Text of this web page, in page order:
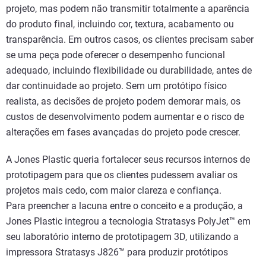
projeto, mas podem não transmitir totalmente a aparência
do produto final, incluindo cor, textura, acabamento ou
transparência. Em outros casos, os clientes precisam saber
se uma peça pode oferecer o desempenho funcional
adequado, incluindo flexibilidade ou durabilidade, antes de
dar continuidade ao projeto. Sem um protótipo físico
realista, as decisões de projeto podem demorar mais, os
custos de desenvolvimento podem aumentar e o risco de
alterações em fases avançadas do projeto pode crescer.
A Jones Plastic queria fortalecer seus recursos internos de
prototipagem para que os clientes pudessem avaliar os
projetos mais cedo, com maior clareza e confiança.
Para preencher a lacuna entre o conceito e a produção, a
Jones Plastic integrou a tecnologia Stratasys PolyJet™ em
seu laboratório interno de prototipagem 3D, utilizando a
impressora Stratasys J826™ para produzir protótipos